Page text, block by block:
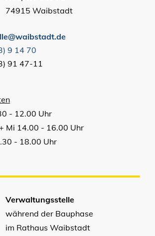
74915 Waibstadt
9 14 70
91 47-11
- 12.00 Uhr
Mi 14.00 - 16.00 Uhr
- 18.00 Uhr
Verwaltungsstelle
während der Bauphase
im Rathaus Waibstadt